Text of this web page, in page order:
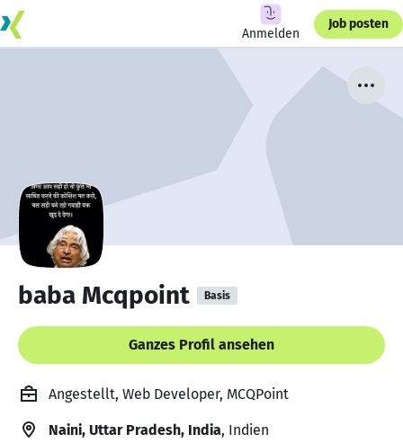
Anmelden
Job posten
baba Mcqpoint Basis
Ganzes Profil ansehen
Angestellt, Web Developer, MCQPoint
Naini, Uttar Pradesh, India, Indien